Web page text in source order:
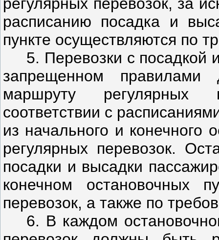
регулярных перевозок, за
расписанию посадка и
пункте осуществляются по
5. Перевозки с
запрещенном
маршруту регулярных
соответствии с
из начального и конечного
регулярных перевозок.
посадки и высадки
конечном остановочных
перевозок, а также по
6. В каждом